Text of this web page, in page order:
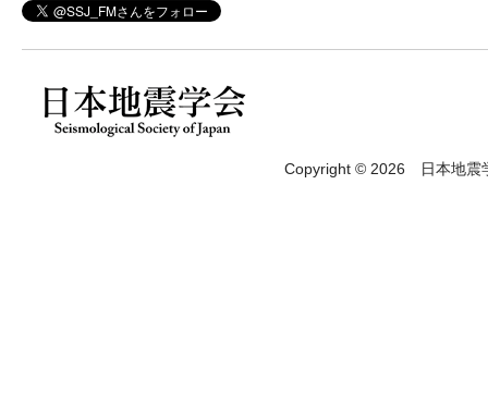
Copyright © 2026 日本地震